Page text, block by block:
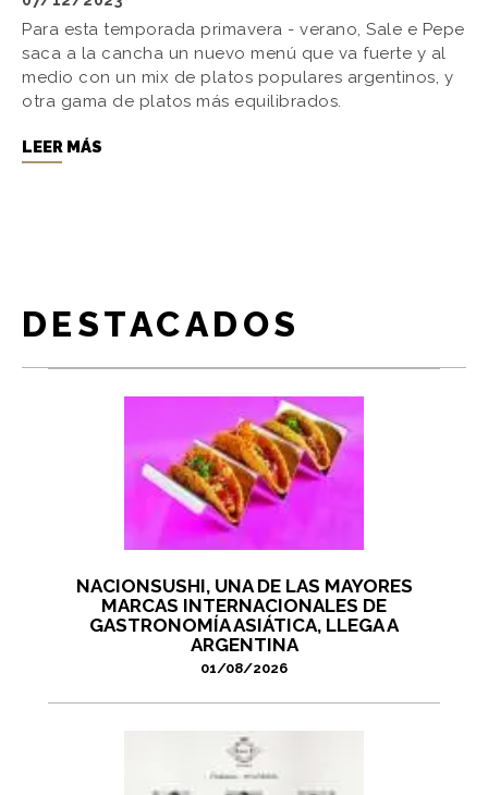
Para esta temporada primavera - verano, Sale e Pepe
saca a la cancha un nuevo menú que va fuerte y al
medio con un mix de platos populares argentinos, y
otra gama de platos más equilibrados.
LEER MÁS
DESTACADOS
NACIONSUSHI, UNA DE LAS MAYORES
MARCAS INTERNACIONALES DE
GASTRONOMÍA ASIÁTICA, LLEGA A
ARGENTINA
01/08/2026